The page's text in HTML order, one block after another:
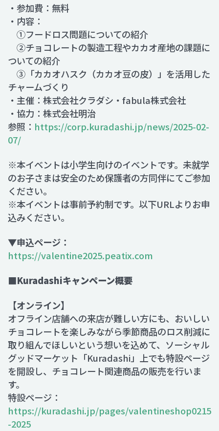
・参加費：無料
・内容：
①フードロス問題についての紹介
②チョコレートの製造工程やカカオ産地の課題に
ついての紹介
③「カカオハスク（カカオ豆の皮）」を活用した
チャームづくり
・主催：株式会社クラダシ・fabula株式会社
・協力：株式会社明治
参照： https://corp.kuradashi.jp/news/2025-02-
07/
※本イベントは小学生向けのイベントです。未就学
のお子さまは安全のため保護者の方同伴にてご参加
ください。
※本イベントは事前予約制です。以下URLよりお申
込みください。
▼申込ページ：
https://valentine2025.peatix.com
■Kuradashiキャンペーン概要
【オンライン】
オフライン店舗への来店が難しい方にも、おいしい
チョコレートを楽しみながら季節商品のロス削減に
取り組んでほしいという想いを込めて、ソーシャル
グッドマーケット「Kuradashi」上でも特設ページ
を開設し、チョコレート関連商品の販売を行いま
す。
特設ページ：
https://kuradashi.jp/pages/valentineshop0215
-2025